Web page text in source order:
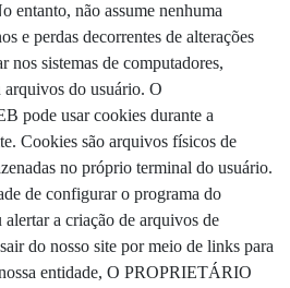
entanto, não assume nenhuma
e perdas decorrentes de alterações
nos sistemas de computadores,
do usuário. O
pode usar cookies durante a
Cookies são arquivos físicos de
no próprio terminal do usuário.
de configurar o programa do
a criação de arquivos de
do nosso site por meio de links para
entidade, O PROPRIETÁRIO